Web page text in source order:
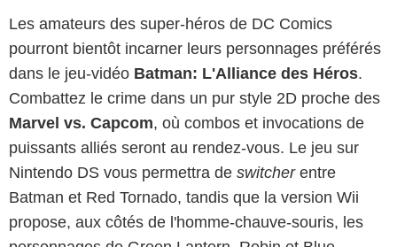
Les amateurs des super-héros de DC Comics
pourront bientôt incarner leurs personnages préférés
dans le jeu-vidéo Batman: L'Alliance des Héros.
Combattez le crime dans un pur style 2D proche des
Marvel vs. Capcom, où combos et invocations de
puissants alliés seront au rendez-vous. Le jeu sur
Nintendo DS vous permettra de switcherentre
Batman et Red Tornado, tandis que la version Wii
propose, aux côtés de l'homme-chauve-souris, les